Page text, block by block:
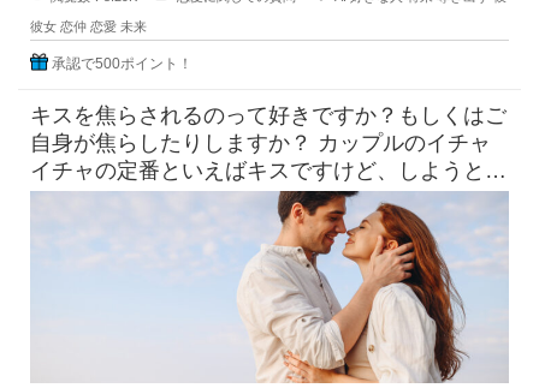
彼女 恋仲 恋愛 未来
承認で500ポイント！
キスを焦らされるのって好きですか？もしくはご
自身が焦らしたりしますか？ カップルのイチャ
イチャの定番といえばキスですけど、しようとし
てるのにだめって言われ